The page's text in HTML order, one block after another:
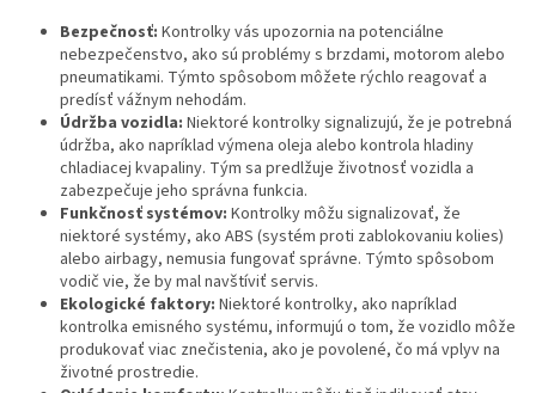
Bezpečnosť: Kontrolky vás upozornia na potenciálne
nebezpečenstvo, ako sú problémy s brzdami, motorom alebo
pneumatikami. Týmto spôsobom môžete rýchlo reagovať a
predísť vážnym nehodám.
Údržba vozidla: Niektoré kontrolky signalizujú, že je potrebná
údržba, ako napríklad výmena oleja alebo kontrola hladiny
chladiacej kvapaliny. Tým sa predlžuje životnosť vozidla a
zabezpečuje jeho správna funkcia.
Funkčnosť systémov: Kontrolky môžu signalizovať, že
niektoré systémy, ako ABS (systém proti zablokovaniu kolies)
alebo airbagy, nemusia fungovať správne. Týmto spôsobom
vodič vie, že by mal navštíviť servis.
Ekologické faktory: Niektoré kontrolky, ako napríklad
kontrolka emisného systému, informujú o tom, že vozidlo môže
produkovať viac znečistenia, ako je povolené, čo má vplyv na
životné prostredie.